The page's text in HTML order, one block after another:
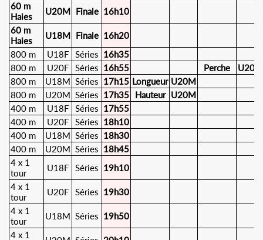
60 m
Haies
U20M Finale 16h10
60 m
Haies
U18M Finale 16h20
800 m
U18F Séries 16h35
800 m
U20F Séries 16h55 Perche
U20F
800 m
U18M Séries 17h15 Longueur U20M
800 m
U20M Séries 17h35 Hauteur U20M
400 m
U18F Séries 17h55
400 m
U20F Séries 18h10
400 m
U18M Séries 18h30
400 m
U20M Séries 18h45
4 x 1
tour
U18F Séries 19h10
4 x 1
tour
U20F Séries 19h30
4 x 1
tour
U18M Séries 19h50
4 x 1